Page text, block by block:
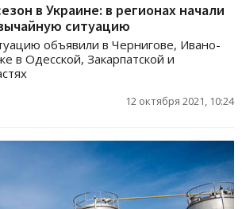
в Украине: в регионах начали
ситуацию
объявили в Чернигове, Ивано-
в Одесской, Закарпатской и
12 октября 2021, 10:24